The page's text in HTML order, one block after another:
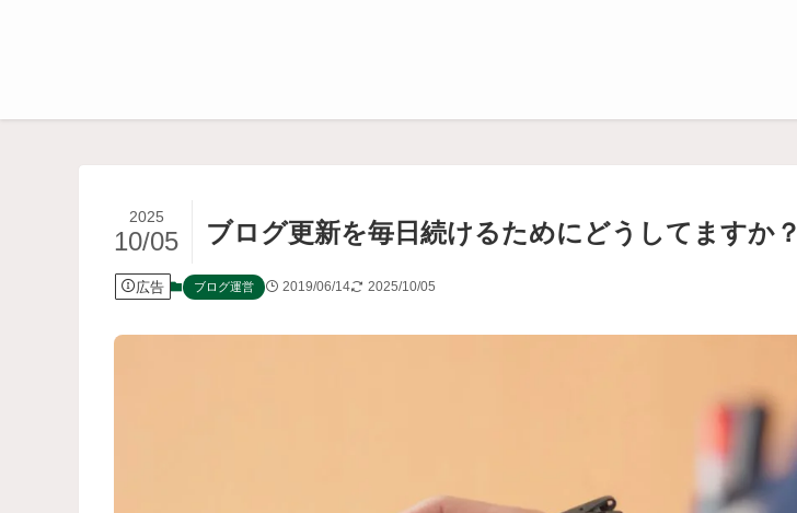
ブログ更新を毎日続けるためにどうしてますか？
2025
10/05
広告 ブログ運営 2019/06/14 2025/10/05